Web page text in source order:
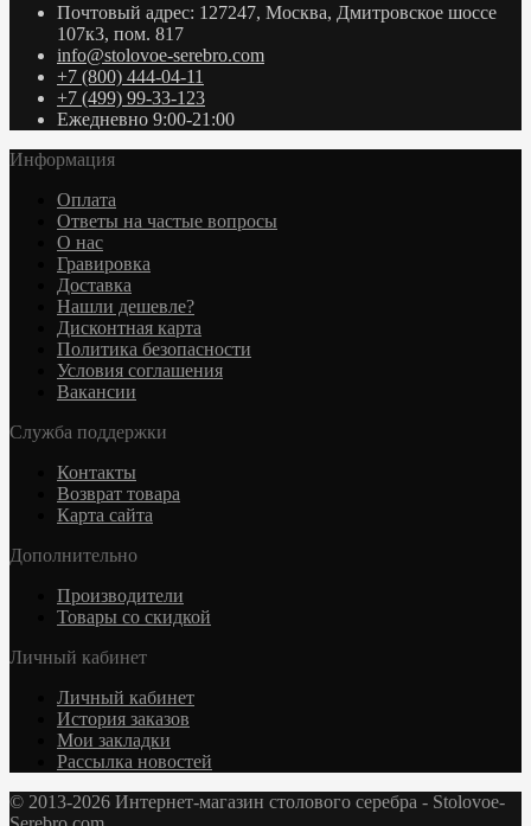
Почтовый адрес: 127247, Москва, Дмитровское шоссе
107к3, пом. 817
info@stolovoe-serebro.com
+7 (800) 444-04-11
+7 (499) 99-33-123
Ежедневно 9:00-21:00
Информация
Оплата
Ответы на частые вопросы
О нас
Гравировка
Доставка
Нашли дешевле?
Дисконтная карта
Политика безопасности
Условия соглашения
Вакансии
Служба поддержки
Контакты
Возврат товара
Карта сайта
Дополнительно
Производители
Товары со скидкой
Личный кабинет
Личный кабинет
История заказов
Мои закладки
Рассылка новостей
© 2013-2026 Интернет-магазин столового серебра - Stolovoe-